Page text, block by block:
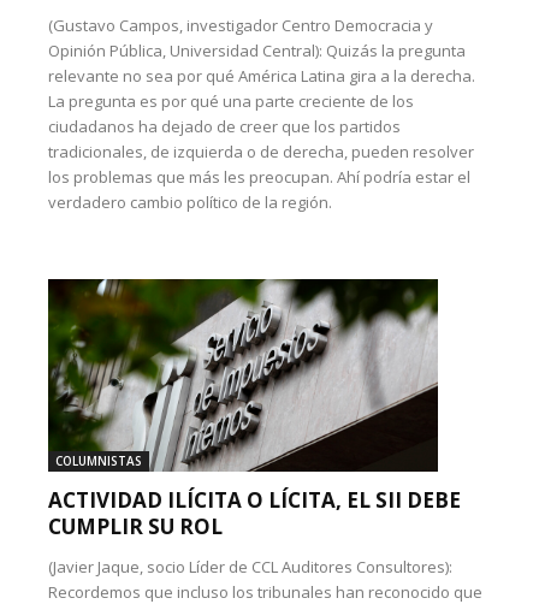
(Gustavo Campos, investigador Centro Democracia y
Opinión Pública, Universidad Central): Quizás la pregunta
relevante no sea por qué América Latina gira a la derecha.
La pregunta es por qué una parte creciente de los
ciudadanos ha dejado de creer que los partidos
tradicionales, de izquierda o de derecha, pueden resolver
los problemas que más les preocupan. Ahí podría estar el
verdadero cambio político de la región.
COLUMNISTAS
ACTIVIDAD ILÍCITA O LÍCITA, EL SII DEBE
CUMPLIR SU ROL
(Javier Jaque, socio Líder de CCL Auditores Consultores):
Recordemos que incluso los tribunales han reconocido que